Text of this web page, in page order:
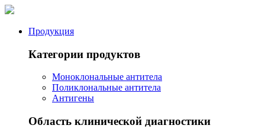
Продукция
Категории продуктов
Моноклональные антитела
Поликлональные антитела
Антигены
Область клинической диагностики